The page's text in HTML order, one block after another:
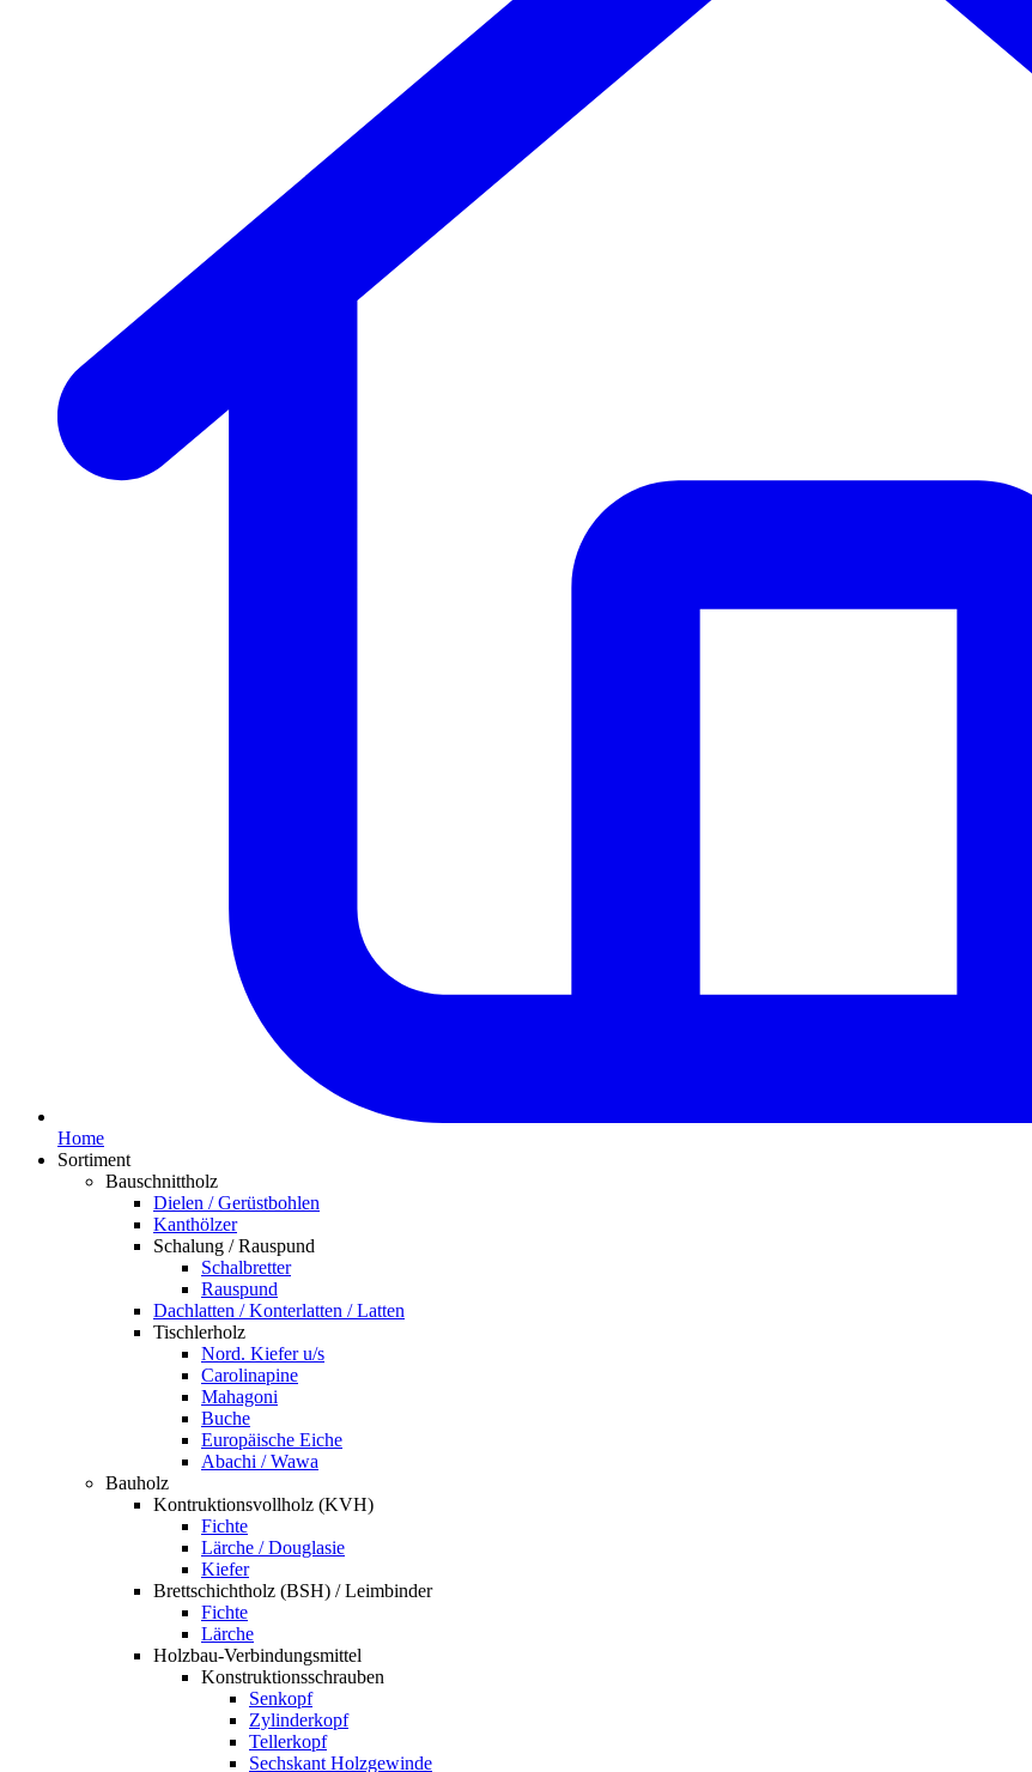
Home
Sortiment
Bauschnittholz
Dielen / Gerüstbohlen
Kanthölzer
Schalung / Rauspund
Schalbretter
Rauspund
Dachlatten / Konterlatten / Latten
Tischlerholz
Nord. Kiefer u/s
Carolinapine
Mahagoni
Buche
Europäische Eiche
Abachi / Wawa
Bauholz
Kontruktionsvollholz (KVH)
Fichte
Lärche / Douglasie
Kiefer
Brettschichtholz (BSH) / Leimbinder
Fichte
Lärche
Holzbau-Verbindungsmittel
Konstruktionsschrauben
Senkopf
Zylinderkopf
Tellerkopf
Sechskant Holzgewinde